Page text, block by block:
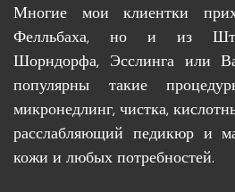
Многие мои клиентки
Фелльбаха, но и из
Шорндорфа, Эсслинга или
популярны такие
микронедлинг, чистка,
расслабляющий педикюр и
кожи и любых потребностей.